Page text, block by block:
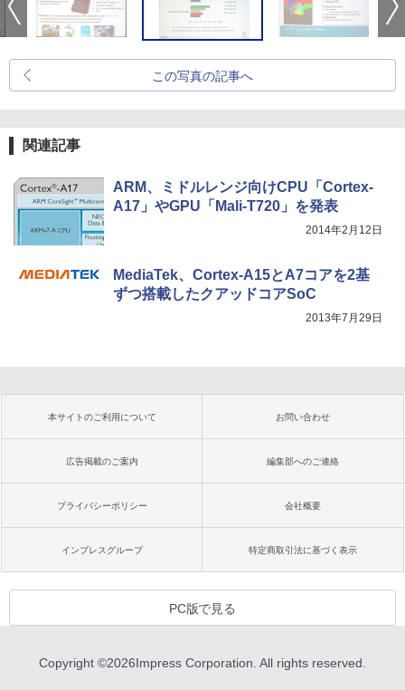
この写真の記事へ
関連記事
ARM、ミドルレンジ向けCPU「Cortex-
A17」やGPU「Mali-T720」を発表
2014年2月12日
MediaTek、Cortex-A15とA7コアを2基
ずつ搭載したクアッドコアSoC
2013年7月29日
本サイトのご利用について お問い合わせ
広告掲載のご案内 編集部へのご連絡
プライバシーポリシー 会社概要
インプレスグループ 特定商取引法に基づく表示
PC版で見る
Copyright ©2026Impress Corporation. All rights reserved.